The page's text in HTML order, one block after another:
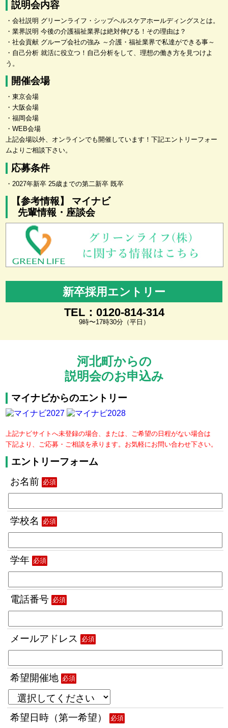
説明会内容
・会社説明 グリーンライフ・シップヘルスケアホールディングスとは。
・業界説明 今後の介護福祉業界は絶対伸びる！その理由は？
・社会貢献 グループ会社の強み ～介護・福祉業界で私達ができる事～
・自己分析 就活に役立つ！自己分析をして、理想の働き方を見つけよ
う。
開催会場
・東京会場
・大阪会場
・福岡会場
・WEB会場
上記会場以外、オンラインでも開催しています！下記エントリーフォー
ムよりご相談下さい。
応募条件
・2027年新卒 25歳までの第二新卒 既卒
【参考情報】 マイナビ
先輩情報・座談会
新卒採用エントリー
TEL：0120-814-314
9時〜17時30分（平日）
河北町からの
説明会のお申込み
マイナビからのエントリー
上記ナビサイトへ未登録の場合、または、ご希望の日程がない場合は
下記より、ご応募・ご相談を承ります。お気軽にお問い合わせ下さい。
エントリーフォーム
お名前 必須
学校名 必須
学年 必須
電話番号 必須
メールアドレス 必須
希望開催地 必須
希望日時（第一希望） 必須